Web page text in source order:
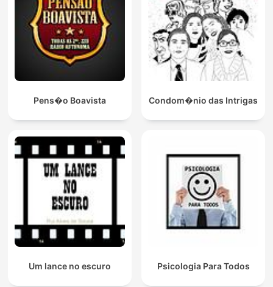
Pens�o Boavista Condom�nio das Intrigas
Um lance no escuro Psicologia Para Todos